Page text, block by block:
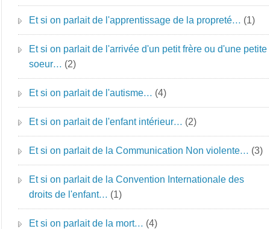
Et si on parlait de l'apprentissage de la propreté… (1)
Et si on parlait de l'arrivée d'un petit frère ou d'une petite
soeur… (2)
Et si on parlait de l'autisme… (4)
Et si on parlait de l'enfant intérieur… (2)
Et si on parlait de la Communication Non violente… (3)
Et si on parlait de la Convention Internationale des
droits de l'enfant… (1)
Et si on parlait de la mort… (4)